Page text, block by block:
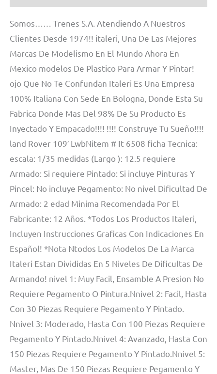
Somos…… Trenes S.A. Atendiendo A Nuestros
Clientes Desde 1974!! italeri, Una De Las Mejores
Marcas De Modelismo En El Mundo Ahora En
Mexico modelos De Plastico Para Armar Y Pintar!
ojo Que No Te Confundan Italeri Es Una Empresa
100% Italiana Con Sede En Bologna, Donde Esta Su
Fabrica Donde Mas Del 98% De Su Producto Es
Inyectado Y Empacado!!!! !!!! Construye Tu Sueño!!!!
land Rover 109′ LwbNitem # It 6508 ficha Tecnica:
escala: 1/35 medidas (Largo ): 12.5 requiere
Armado: Si requiere Pintado: Si incluye Pinturas Y
Pincel: No incluye Pegamento: No nivel Dificultad De
Armado: 2 edad Minima Recomendada Por El
Fabricante: 12 Años. *Todos Los Productos Italeri,
Incluyen Instrucciones Graficas Con Indicaciones En
Español! *Nota Ntodos Los Modelos De La Marca
Italeri Estan Divididas En 5 Niveles De Dificultas De
Armando! nivel 1: Muy Facil, Ensamble A Presion No
Requiere Pegamento O Pintura.Nnivel 2: Facil, Hasta
Con 30 Piezas Requiere Pegamento Y Pintado.
Nnivel 3: Moderado, Hasta Con 100 Piezas Requiere
Pegamento Y Pintado.Nnivel 4: Avanzado, Hasta Con
150 Piezas Requiere Pegamento Y Pintado.Nnivel 5:
Master, Mas De 150 Piezas Requiere Pegamento Y